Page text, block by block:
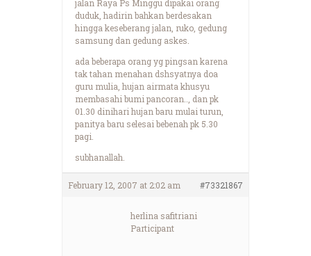
jalan Raya Ps Minggu dipakai orang
duduk, hadirin bahkan berdesakan
hingga keseberang jalan, ruko, gedung
samsung dan gedung askes.
ada beberapa orang yg pingsan karena
tak tahan menahan dshsyatnya doa
guru mulia, hujan airmata khusyu
membasahi bumi pancoran.., dan pk
01.30 dinihari hujan baru mulai turun,
panitya baru selesai bebenah pk 5.30
pagi.
subhanallah.
February 12, 2007 at 2:02 am #73321867
herlina safitriani
Participant